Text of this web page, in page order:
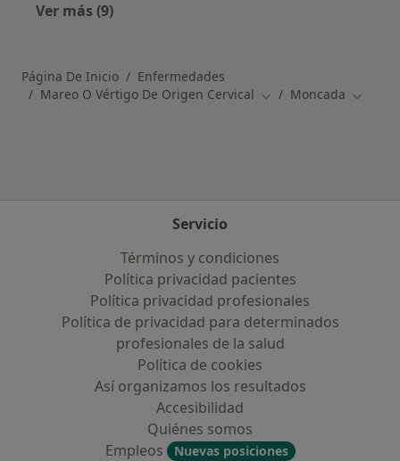
Ver más (9)
Página De Inicio
Enfermedades
Mareo O Vértigo De Origen Cervical Cambiar de ciudad
Moncada
Servicio
Términos y condiciones
Política privacidad pacientes
Política privacidad profesionales
Política de privacidad para determinados
profesionales de la salud
Política de cookies
Así organizamos los resultados
Accesibilidad
Quiénes somos
Empleos
Nuevas posiciones